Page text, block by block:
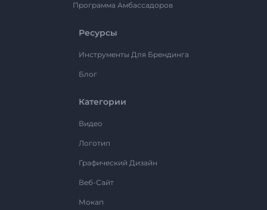
Программа Амбассадоров
Ресурсы
Инструменты Для Брендинга
Блог
Категории
Видео
Логотип
Графический Дизайн
Веб-Сайт
Мокап